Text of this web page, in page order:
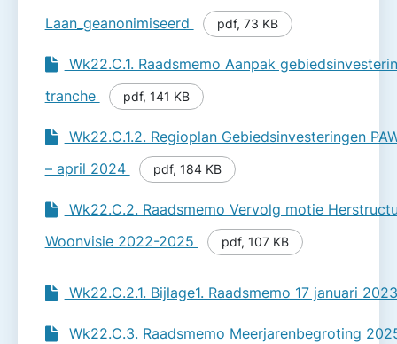
Laan_geanonimiseerd
pdf, 73 KB
Wk22.C.1. Raadsmemo Aanpak
tranche
pdf, 141 KB
Wk22.C.1.2. Regioplan Gebiedsinvesteringen
– april 2024
pdf, 184 KB
Wk22.C.2. Raadsmemo Vervolg motie
Woonvisie 2022-2025
pdf, 107 KB
Wk22.C.2.1. Bijlage1. Raadsmemo 17 januari
Wk22.C.3. Raadsmemo Meerjarenbegroting